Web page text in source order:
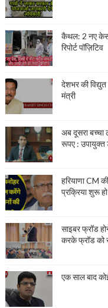
कैथल: 2 नए केस,
रिपोर्ट पॉज़िटिव
देशभर की
मंत्री
अब दूसरा बच्चा
रूपए : उपायुक्त
हरियाणा CM
प्रक्रिया शुरू
साइबर फ्रॉड
करके फ्रॉड को
एक साल बाद